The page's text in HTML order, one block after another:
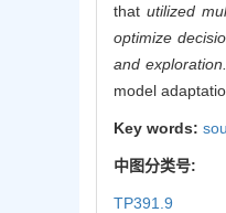
that utilized
optimize
and exploration.
model
Key words:
中图分类号:
TP391.9